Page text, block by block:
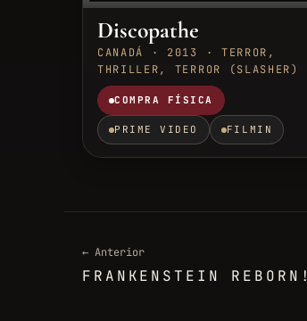
Discopathe
CANADÁ · 2013 · TERROR,
THRILLER, TERROR (SLASHER)
COMPRA FÍSICA
PRIME VIDEO FILMIN
← Anterior
FRANKENSTEIN REBORN!